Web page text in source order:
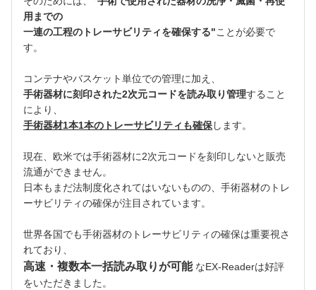
用までの
一連の工程のトレーサビリティを確保する"ことが必要で
す。
コンテナやバスケット単位での管理に加え、
手術器材に刻印された2次元コードを読み取り管理すること
により、
手術器材1本1本のトレーサビリティも確保します。
現在、欧米では手術器材に2次元コードを刻印しないと販売
流通ができません。
日本もまだ法制度化されてはいないものの、手術器材のトレ
ーサビリティの確保が注目されています。
世界各国でも手術器材のトレーサビリティの確保は重要視さ
れており、
高速・複数本一括読み取りが可能 なEX-Readerは好評
をいただきました。